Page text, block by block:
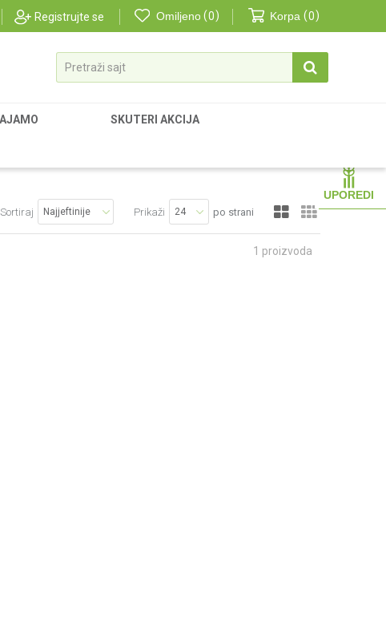
Registrujte se Omiljeno 0 Korpa 0
Pretraži sajt
SKUTERI AKCIJA
UPOREDI
Sortiraj Prikaži po strani
1 proizvoda